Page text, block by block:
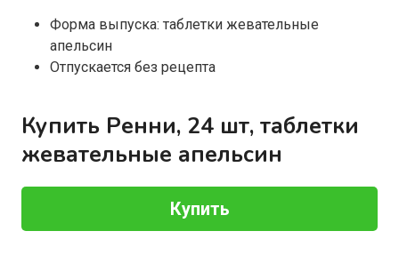
Форма выпуска: таблетки жевательные
апельсин
Отпускается без рецепта
Купить Ренни, 24 шт, таблетки
жевательные апельсин
Купить